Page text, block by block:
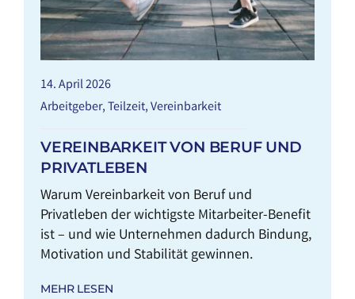
14. April 2026
Arbeitgeber,Teilzeit,Vereinbarkeit
VEREINBARKEIT VON BERUF UND
PRIVATLEBEN
Warum Vereinbarkeit von Beruf und
Privatleben der wichtigste Mitarbeiter-Benefit
ist – und wie Unternehmen dadurch Bindung,
Motivation und Stabilität gewinnen.
MEHR LESEN